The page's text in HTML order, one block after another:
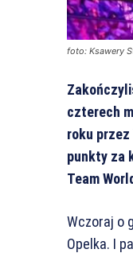
foto: Ksawery
czterech
roku
punkty za
Team
Wczoraj o
Opelka. I